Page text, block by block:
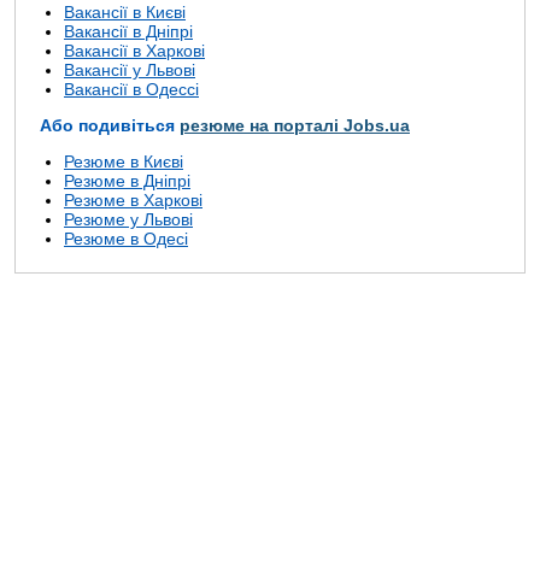
Вакансії в Києві
Вакансії в Дніпрі
Вакансії в Харкові
Вакансії у Львові
Вакансії в Одессі
Або подивіться резюме на порталі Jobs.ua
Резюме в Києві
Резюме в Дніпрі
Резюме в Харкові
Резюме у Львові
Резюме в Одесі